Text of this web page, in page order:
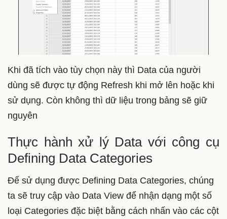
Khi đã tích vào tùy chọn này thì Data của người
dùng sẽ được tự động Refresh khi mở lên hoặc khi
sử dụng. Còn không thì dữ liệu trong bảng sẽ giữ
nguyên
Thực hành xử lý Data với công cụ
Defining Data Categories
Để sử dụng được Defining Data Categories, chúng
ta sẽ truy cập vào Data View để nhận dạng một số
loại Categories đặc biệt bằng cách nhấn vào các cột